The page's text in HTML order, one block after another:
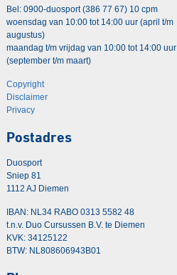
Bel: 0900-duosport (386 77 67) 10 cpm
woensdag van 10:00 tot 14:00 uur (april t/m
augustus)
maandag t/m vrijdag van 10:00 tot 14:00 uur
(september t/m maart)
Copyright
Disclaimer
Privacy
Postadres
Duosport
Sniep 81
1112 AJ Diemen
IBAN: NL34 RABO 0313 5582 48
t.n.v. Duo Cursussen B.V. te Diemen
KVK: 34125122
BTW: NL808606943B01